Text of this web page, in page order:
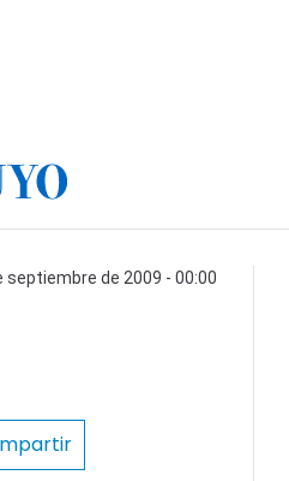
septiembre de 2009 - 00:00